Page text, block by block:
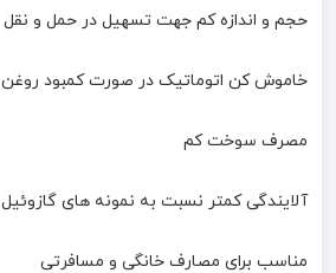
حجم و اندازه کم جهت تسهیل در حمل و نقل
خاموش کن اتوماتیک در صورت کمبود روغن
مصرف سوخت کم
آلایندگی کمتر نسبت به نمونه های گازوئیل
مناسب برای مصارف خانگی و مسافرتی